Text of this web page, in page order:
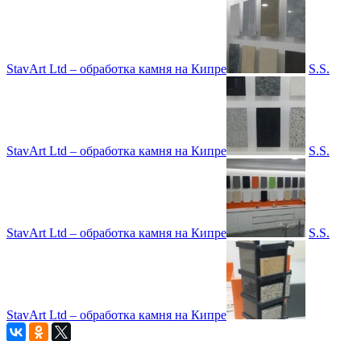
StavArt Ltd – обработка камня на Кипре S.S.
StavArt Ltd – обработка камня на Кипре S.S.
StavArt Ltd – обработка камня на Кипре S.S.
StavArt Ltd – обработка камня на Кипре